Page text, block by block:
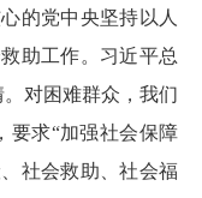
的党中央坚持以人
助工作。习近平总
对困难群众，我们
要求“加强社会保障
社会救助、社会福